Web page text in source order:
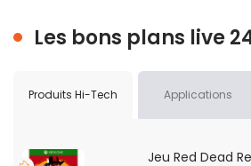
Les bons plans live
Produits Hi-Tech Applications
Jeu Red Dead